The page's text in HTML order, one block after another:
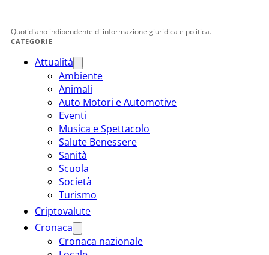
Quotidiano indipendente di informazione giuridica e politica.
CATEGORIE
Attualità
Ambiente
Animali
Auto Motori e Automotive
Eventi
Musica e Spettacolo
Salute Benessere
Sanità
Scuola
Società
Turismo
Criptovalute
Cronaca
Cronaca nazionale